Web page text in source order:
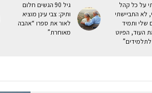
על כל קהל
לא התביישתי
שלי ותמיד
העוּד, הפיוט
גיל 90 הגשים חלום
ותיק: צבי עינן מוציא
לאור את ספרו “אהבה
מאוחרת”